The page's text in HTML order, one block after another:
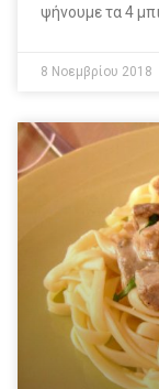
ψήνουμε τα 4
8 Νοεμβρίου 2018